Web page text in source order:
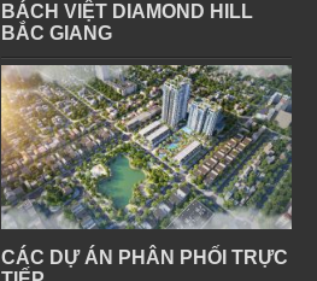
BÁCH VIỆT DIAMOND HILL
BẮC GIANG
CÁC DỰ ÁN PHÂN PHỐI TRỰC